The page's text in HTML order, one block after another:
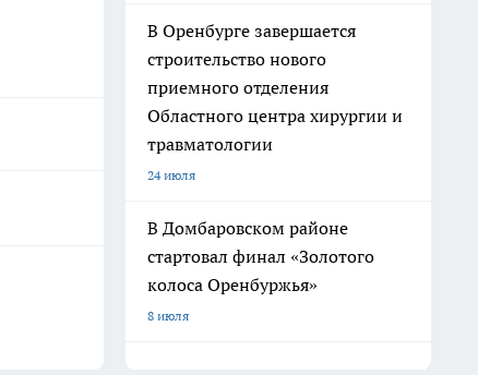
В Оренбурге завершается
строительство нового
приемного отделения
Областного центра хирургии и
травматологии
24 июля
В Домбаровском районе
стартовал финал «Золотого
колоса Оренбуржья»
8 июля